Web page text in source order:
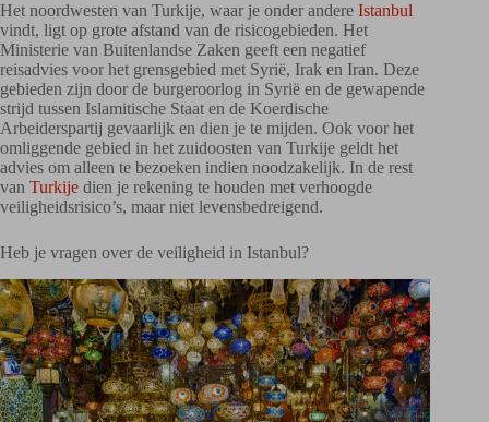
Het noordwesten van Turkije, waar je onder andere Istanbul
vindt, ligt op grote afstand van de risicogebieden. Het
Ministerie van Buitenlandse Zaken geeft een negatief
reisadvies voor het grensgebied met Syrië, Irak en Iran. Deze
gebieden zijn door de burgeroorlog in Syrië en de gewapende
strijd tussen Islamitische Staat en de Koerdische
Arbeiderspartij gevaarlijk en dien je te mijden. Ook voor het
omliggende gebied in het zuidoosten van Turkije geldt het
advies om alleen te bezoeken indien noodzakelijk. In de rest
van Turkije dien je rekening te houden met verhoogde
veiligheidsrisico’s, maar niet levensbedreigend.
Heb je vragen over de veiligheid in Istanbul?